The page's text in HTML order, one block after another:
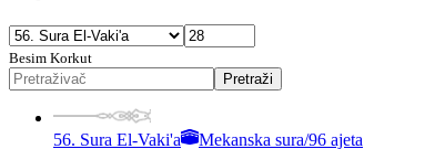
Besim Korkut
Pretraži
56. Sura El-Vaki'a Mekanska sura/96 ajeta